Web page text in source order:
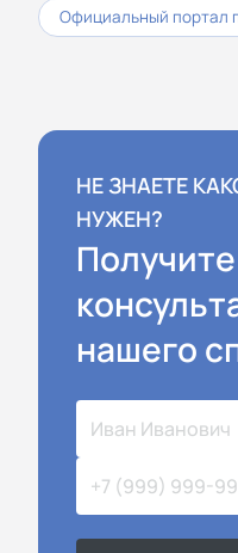
Официальный портал
НЕ ЗНАЕТЕ
НУЖЕН?
Получите
нашего